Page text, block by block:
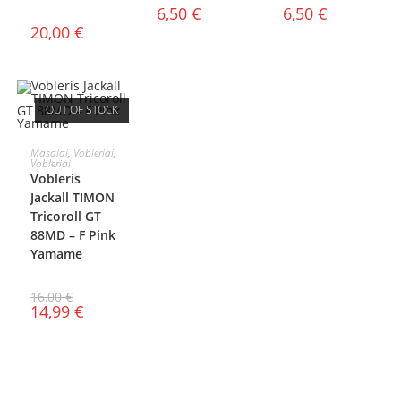
20,00 €
6,50 € 6,50 €
OUT OF STOCK
DAUGIAU
Masalai, Vobleriai,
Vobleriai
Vobleris
Jackall TIMON
Tricoroll GT
88MD – F Pink
Yamame
16,00€
14,99 €